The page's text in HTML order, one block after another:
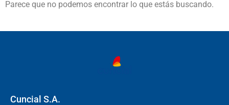
Parece que no podemos encontrar lo que estás buscando.
Cuncial S.A.